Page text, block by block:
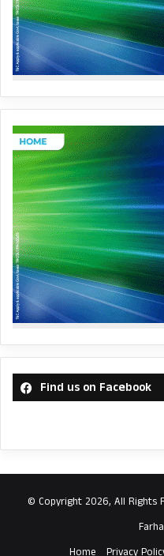
Find us on Facebook
© Copyright 2026, All Rights
Home
Privacy